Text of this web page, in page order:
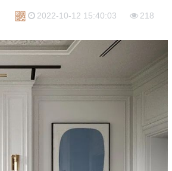
2022-10-12 15:40:03 218